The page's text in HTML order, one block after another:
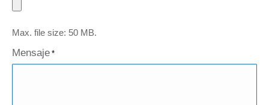
Max. file size: 50 MB.
Mensaje *